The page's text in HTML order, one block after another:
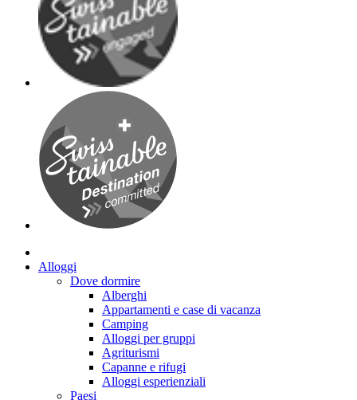
Alloggi
Dove dormire
Alberghi
Appartamenti e case di vacanza
Camping
Alloggi per gruppi
Agriturismi
Capanne e rifugi
Alloggi esperienziali
Paesi